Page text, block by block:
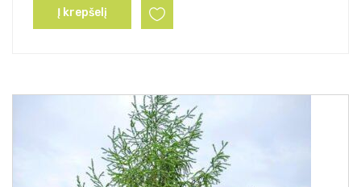
Į krepšelį